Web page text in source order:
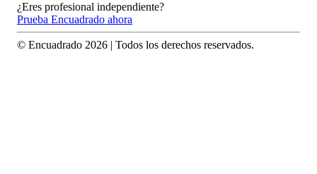
¿Eres profesional independiente?
Prueba Encuadrado ahora
© Encuadrado 2026 | Todos los derechos reservados.